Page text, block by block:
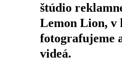
štúdio
Lemon Lion, v
fotografujeme
videá.